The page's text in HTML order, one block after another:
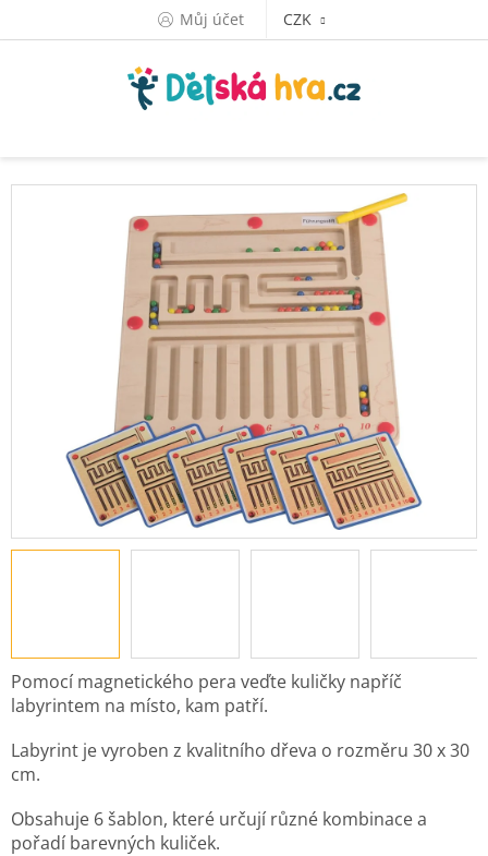
Můj účet CZK
Pomocí magnetického pera veďte kuličky napříč
labyrintem na místo, kam patří.
Labyrint je vyroben z kvalitního dřeva o rozměru 30 x 30
cm.
Obsahuje 6 šablon, které určují různé kombinace a
pořadí barevných kuliček.